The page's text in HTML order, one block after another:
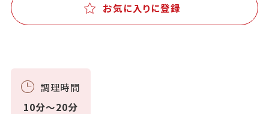
お気に入りに登録
調理時間
10分～20分